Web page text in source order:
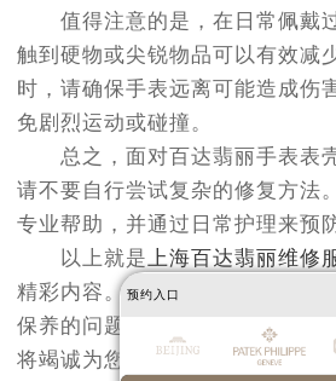
值得注意的是，在日常佩戴
触到硬物或尖锐物品可以有效减
时，请确保手表远离可能造成伤
免剧烈运动或碰撞。
总之，面对百达翡丽手表表壳
请不要自行尝试复杂的修复方法
专业帮助，并通过日常护理来预
以上就是 上海百达翡丽维修
精彩内容。如果您还有其他关于
保养的问题，可以拨打页面400
将竭诚为您服务。
预约入口